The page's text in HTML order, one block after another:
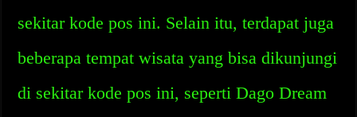
sekitar kode pos ini. Selain itu, terdapat juga
beberapa tempat wisata yang bisa dikunjungi
di sekitar kode pos ini, seperti Dago Dream